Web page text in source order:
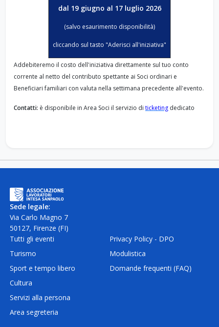
dal 19 giugno al 17 luglio 2026
(salvo esaurimento disponibilità)
cliccando sul tasto "Aderisci all'iniziativa"
Addebiteremo il costo dell'iniziativa direttamente sul tuo conto
corrente al netto del contributo spettante ai Soci ordinari e
Beneficiari familiari con valuta nella settimana precedente all'evento.
Contatti: è disponibile in Area Soci il servizio di ticketing dedicato
Sede legale:
Via Carlo Magno 7
50127, Firenze (FI)
Tutti gli eventi
Turismo
Sport e tempo libero
Cultura
Servizi alla persona
Privacy Policy - DPO
Modulistica
Domande frequenti (FAQ)
Area segreteria